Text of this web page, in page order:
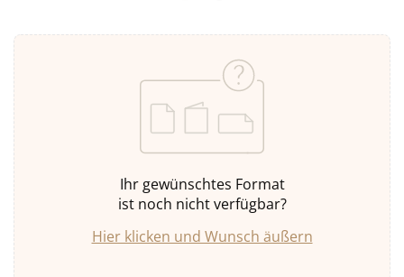
Ihr gewünschtes Format
ist noch nicht verfügbar?
Hier klicken und Wunsch äußern